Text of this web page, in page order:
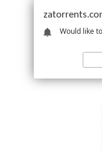
Would like